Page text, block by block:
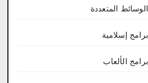
الوسائط المتعددة
برامج إسلامية
برامج الألعاب